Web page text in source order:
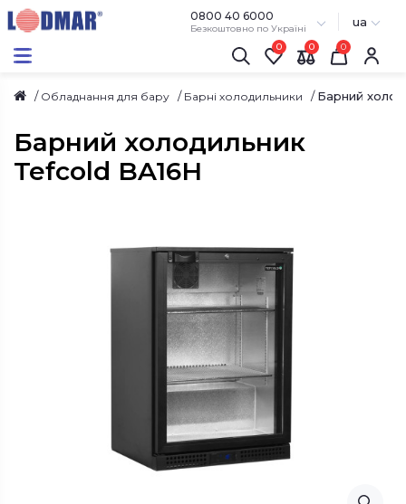
0800 40 6000
Безкоштовно по Україні ua
0 0
Обладнання для бару Барні холодильники Барний
Барний холодильник
Tefcold BA16H